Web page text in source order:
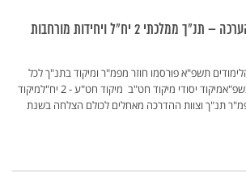
2 יח"ל ויחידות מורחבות
תשפ"א פורסמו חוזר מפמ"ר ומיקוד בתנ"ך לכל
שכבות הגיל.חוזר מפמ"ר תשפ"אמיקוד יסודי מיקוד חט"ב מיקוד חט"ע - 2 יח"למיקוד
תנ"ך וצוות ההדרכה מאחלים לכולם הצלחה בשנת